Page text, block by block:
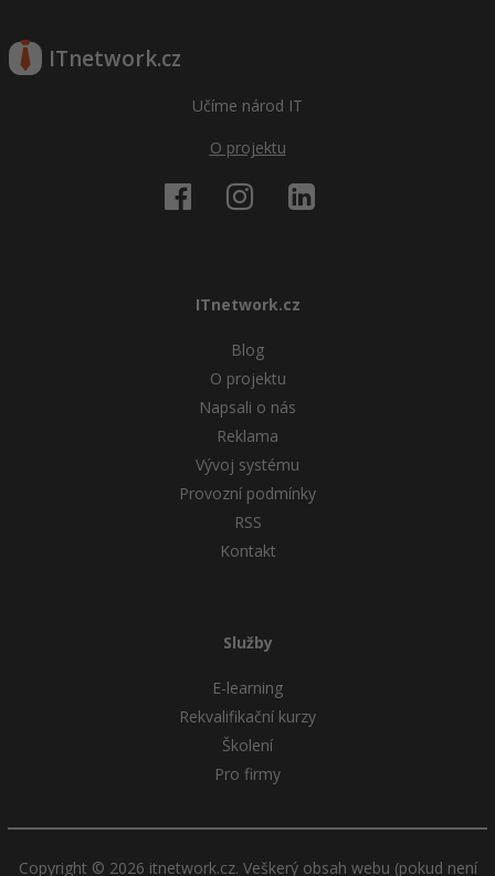
ITnetwork.cz
Učíme národ IT
O projektu
ITnetwork.cz
Blog
O projektu
Napsali o nás
Reklama
Vývoj systému
Provozní podmínky
RSS
Kontakt
Služby
E-learning
Rekvalifikační kurzy
Školení
Pro firmy
Copyright © 2026 itnetwork.cz. Veškerý obsah webu (pokud není